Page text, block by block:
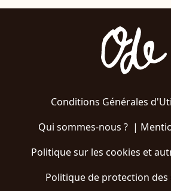
Conditions Générales
Qui sommes-nous ?|
Politique sur les cookies et
Politique de protection des